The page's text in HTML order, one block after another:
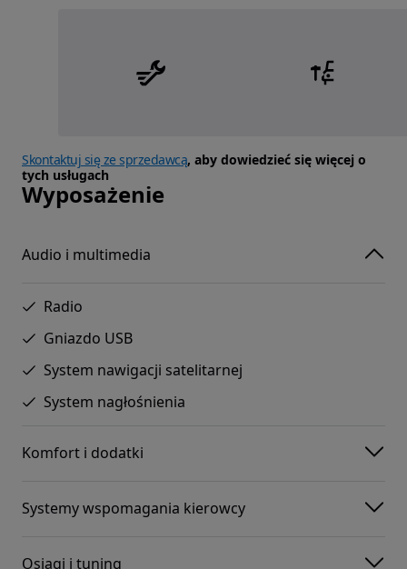
Skontaktuj się ze sprzedawcą, aby dowiedzieć się więcej o
tych usługach
Wyposażenie
Audio i multimedia
Radio
Gniazdo USB
System nawigacji satelitarnej
System nagłośnienia
Komfort i dodatki
Systemy wspomagania kierowcy
Osiągi i tuning